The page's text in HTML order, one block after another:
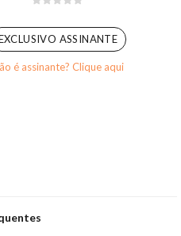
ASSINANTE
é assinante? Clique aqui